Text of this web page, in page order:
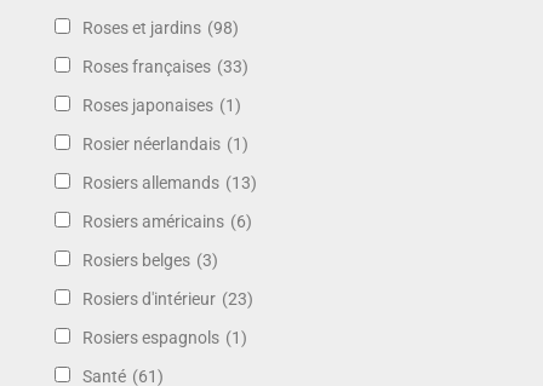
Roses et jardins (98)
Roses françaises (33)
Roses japonaises (1)
Rosier néerlandais (1)
Rosiers allemands (13)
Rosiers américains (6)
Rosiers belges (3)
Rosiers d'intérieur (23)
Rosiers espagnols (1)
Santé (61)